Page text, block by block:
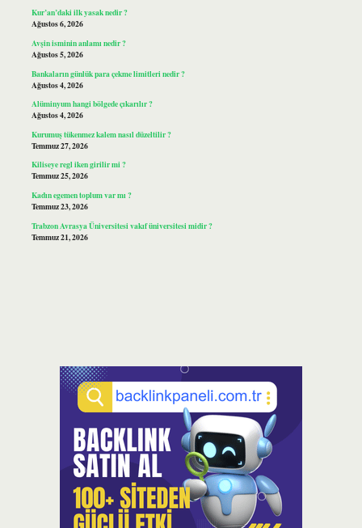
Kur’an’daki ilk yasak nedir ?
Ağustos 6, 2026
Avşin isminin anlamı nedir ?
Ağustos 5, 2026
Bankaların günlük para çekme limitleri nedir ?
Ağustos 4, 2026
Alüminyum hangi bölgede çıkarılır ?
Ağustos 4, 2026
Kurumuş tükenmez kalem nasıl düzeltilir ?
Temmuz 27, 2026
Kiliseye regl iken girilir mi ?
Temmuz 25, 2026
Kadın egemen toplum var mı ?
Temmuz 23, 2026
Trabzon Avrasya Üniversitesi vakıf üniversitesi midir ?
Temmuz 21, 2026